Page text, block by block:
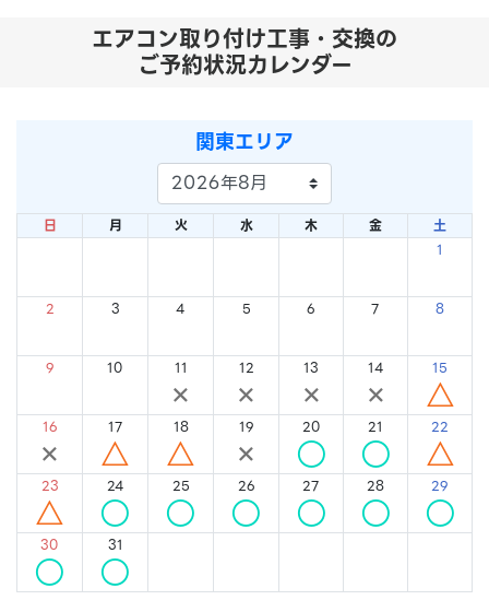
エアコン取り付け工事・交換の
ご予約状況カレンダー
関東エリア
日 月 火 水 木 金
土
1
2 3 4 5 6 7 8
9 10 11
×
12
×
13
×
14
×
15
△
16
×
17
△
18
△
19
×
20
○
21
○
22
△
23
△
24
○
25
○
26
○
27
○
28
○
29
○
30
○
31
○